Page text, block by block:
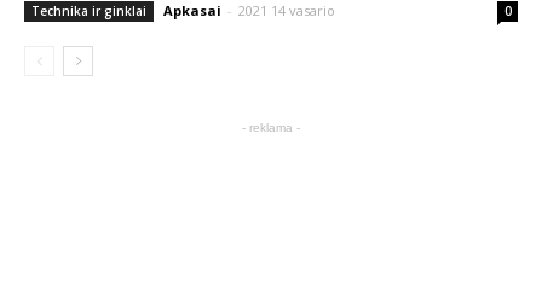
Technika ir ginklai Apkasai - 2021 14 vasario 0
- reklama -